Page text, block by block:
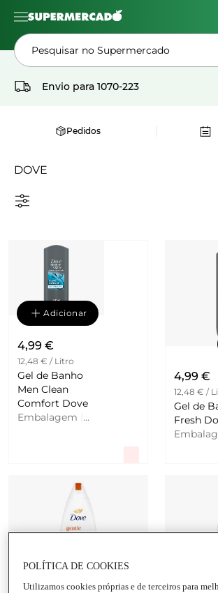
Pesquisar no Supermercado
Envio para 1070-223
Pedidos
DOVE
Adicionar
4,99 €
12,48 € / Litro
Gel de Banho
Men Clean
Comfort Dove
Embalagem
4,99 €
12,48 € /
Gel de
POLÍTICA DE COOKIES
Utilizamos cookies próprias e de terceiros para